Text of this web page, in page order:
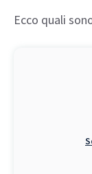
Ecco quali